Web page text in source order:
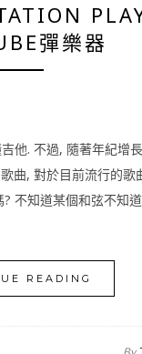
彈樂器
他. 不過, 隨著年紀增
曲, 對於目前流行的
不知道某個和弦不知
READING